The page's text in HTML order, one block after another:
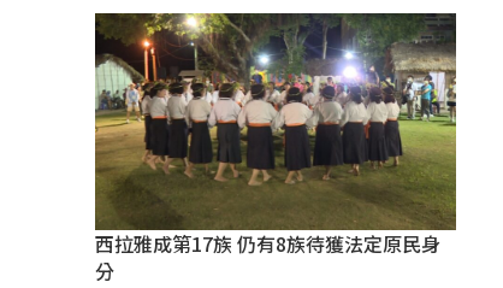
西拉雅成第17族 仍有8族待獲法定原民身
分